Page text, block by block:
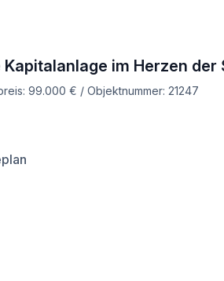
im Herzen
99.000 € / Objektnummer: 21247